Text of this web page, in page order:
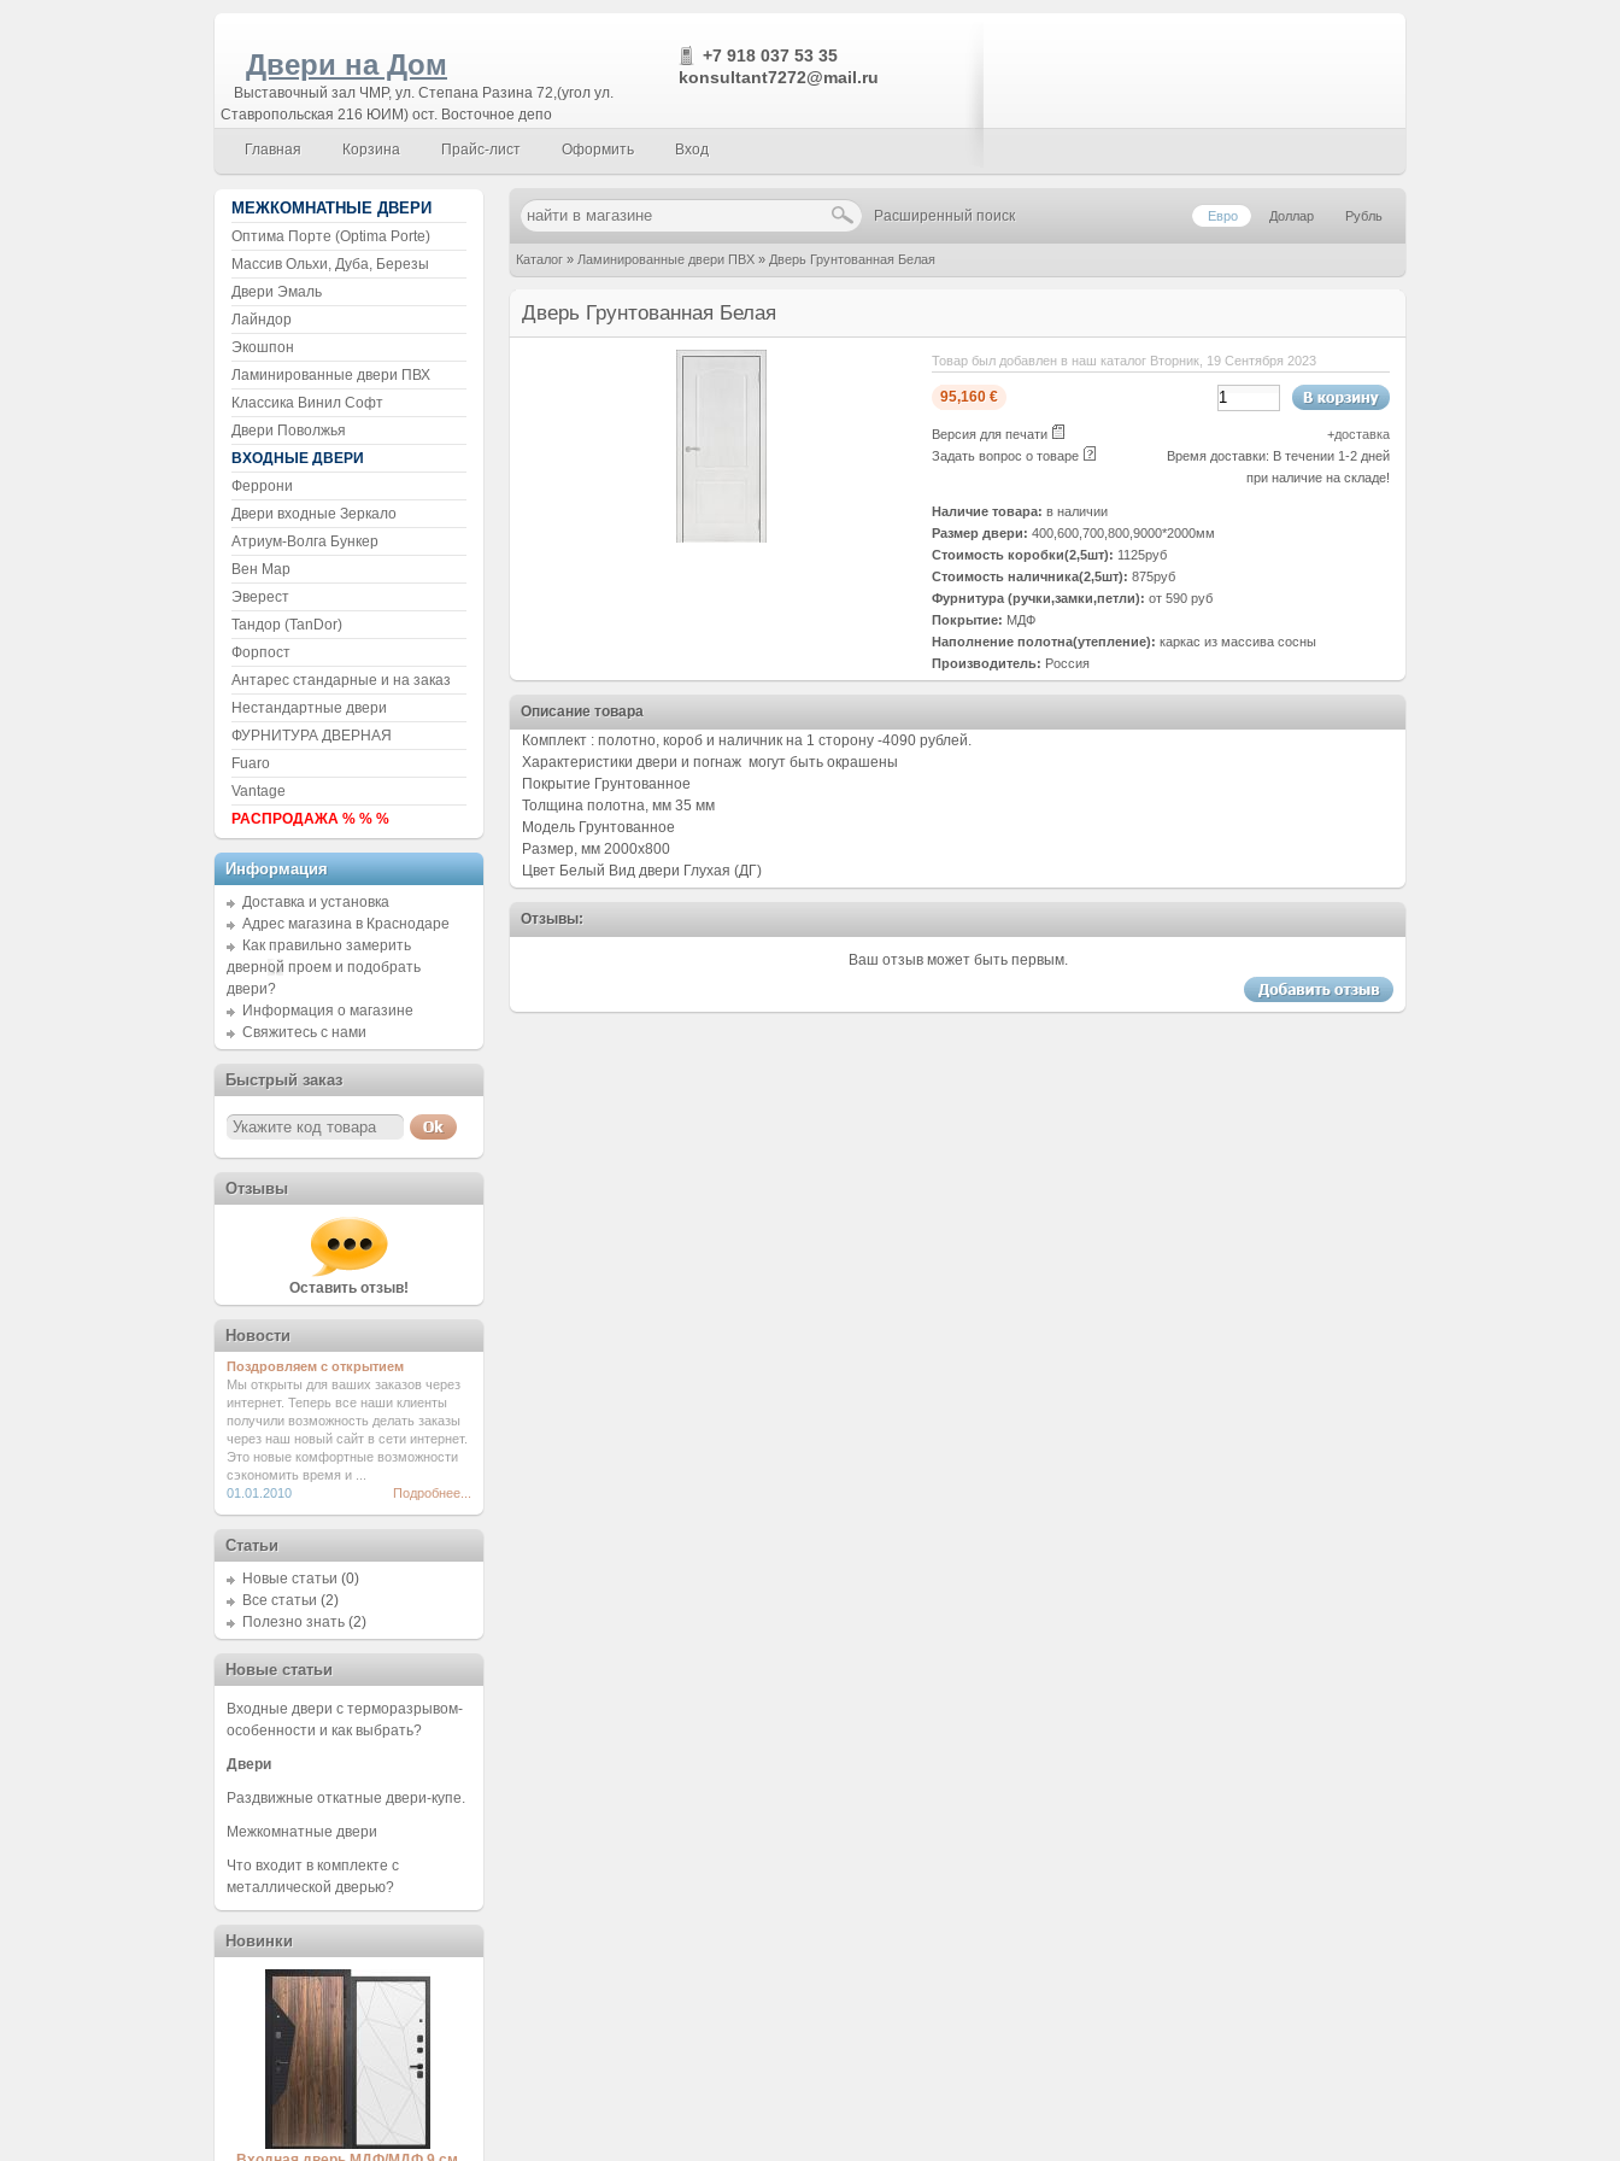
Двери на Дом
Выставочный зал ЧМР, ул. Степана Разина 72,(угол ул.
Ставропольская 216 ЮИМ) ост. Восточное депо
+7 918 037 53 35
konsultant7272@mail.ru
Главная Корзина Прайс-лист Оформить Вход
Расширенный поиск Евро Доллар Рубль
Каталог » Ламинированные двери ПВХ » Дверь Грунтованная Белая
Дверь Грунтованная Белая
Товар был добавлен в наш каталог Вторник, 19 Сентября 2023
95,160 €
Версия для печати
Задать вопрос о товаре
+доставка
Время доставки: В течении 1-2 дней
при наличие на складе!
Наличие товара: в наличии
Размер двери: 400,600,700,800,9000*2000мм
Стоимость коробки(2,5шт): 1125руб
Стоимость наличника(2,5шт): 875руб
Фурнитура (ручки,замки,петли): от 590 руб
Покрытие: МДФ
Наполнение полотна(утепление): каркас из массива сосны
Производитель: Россия
Описание товара
Комплект : полотно, короб и наличник на 1 сторону -4090 рублей.
Характеристики двери и погнаж могут быть окрашены
Покрытие Грунтованное
Толщина полотна, мм 35 мм
Модель Грунтованное
Размер, мм 2000х800
Цвет Белый Вид двери Глухая (ДГ)
Отзывы:
Ваш отзыв может быть первым.
МЕЖКОМНАТНЫЕ ДВЕРИ
Оптима Порте (Optima Porte)
Массив Ольхи, Дуба, Березы
Двери Эмаль
Лайндор
Экошпон
Ламинированные двери ПВХ
Классика Винил Софт
Двери Поволжья
ВХОДНЫЕ ДВЕРИ
Феррони
Двери входные Зеркало
Атриум-Волга Бункер
Вен Мар
Эверест
Тандор (TanDor)
Форпост
Антарес стандарные и на заказ
Нестандартные двери
ФУРНИТУРА ДВЕРНАЯ
Fuaro
Vantage
РАСПРОДАЖА % % %
Информация
Доставка и установка
Адрес магазина в Краснодаре
Как правильно замерить
дверной проем и подобрать
двери?
Информация о магазине
Свяжитесь с нами
Быстрый заказ
Отзывы
Оставить отзыв!
Новости
Поздровляем с открытием
Мы открыты для ваших заказов через
интернет. Теперь все наши клиенты
получили возможность делать заказы
через наш новый сайт в сети интернет.
Это новые комфортные возможности
сэкономить время и ...
01.01.2010
Подробнее...
Статьи
Новые статьи (0)
Все статьи (2)
Полезно знать (2)
Новые статьи
Входные двери с терморазрывом-
особенности и как выбрать?
Двери
Раздвижные откатные двери-купе.
Межкомнатные двери
Что входит в комплекте с
металлической дверью?
Новинки